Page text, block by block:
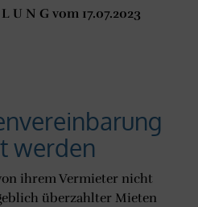
U N G vom 17.07.2023
werden
ihrem Vermieter nicht
überzahlter Mieten